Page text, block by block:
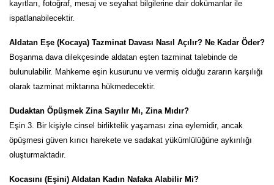
kayıtları, fotoğraf, mesaj ve seyahat bilgilerine dair dokümanlar ile
ispatlanabilecektir.
Aldatan Eşe (Kocaya) Tazminat Davası Nasıl Açılır? Ne Kadar Öder?
Boşanma dava dilekçesinde aldatan eşten tazminat talebinde de
bulunulabilir. Mahkeme eşin kusurunu ve vermiş olduğu zararın karşılığı
olarak tazminat miktarına hükmedecektir.
Dudaktan Öpüşmek Zina Sayılır Mı, Zina Mıdır?
Eşin 3. Bir kişiyle cinsel birliktelik yaşaması zina eylemidir, ancak
öpüşmesi güven kırıcı harekete ve sadakat yükümlülüğüne aykırılığı
oluşturmaktadır.
Kocasını (Eşini) Aldatan Kadın Nafaka Alabilir Mi?